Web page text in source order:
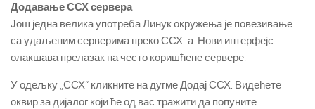
Додавање ССХ сервера
Још једна велика употреба Линук окружења је повезивање
са удаљеним серверима преко ССХ-а. Нови интерфејс
олакшава прелазак на често коришћене сервере.
У одељку „ССХ“ кликните на дугме Додај ССХ. Видећете
оквир за дијалог који ће од вас тражити да попуните